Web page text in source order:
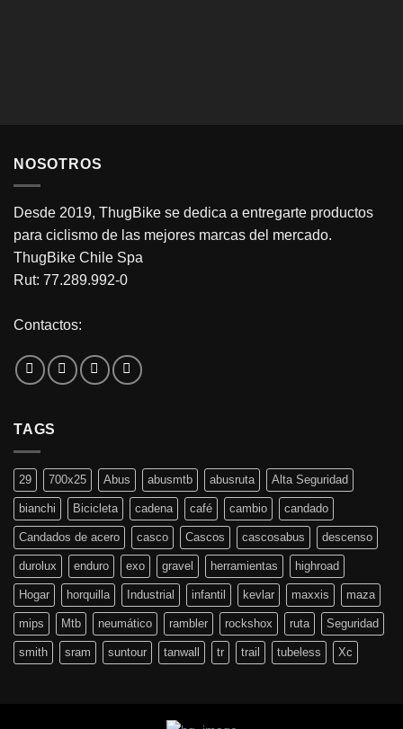
NOSOTROS
Desde 2019, ThugBike se dedica a entregarte productos
para ciclismo de las mejores marcas del mercado.
ThugBike Chile Spa
Rut: 77.289.992-0
Contactos:
TAGS
29 700x25 Abus abusmtb abusruta Alta Seguridad
bianchi Bicicleta cadena café cambio candado
Candados de acero casco Cascos cascosabus descenso
durolux enduro exo gravel herramientas highroad
Hogar horquilla Industrial infantil kevlar maxxis maza
mips Mtb neumático rambler rockshox ruta Seguridad
smith sram suntour tanwall tr trail tubeless Xc